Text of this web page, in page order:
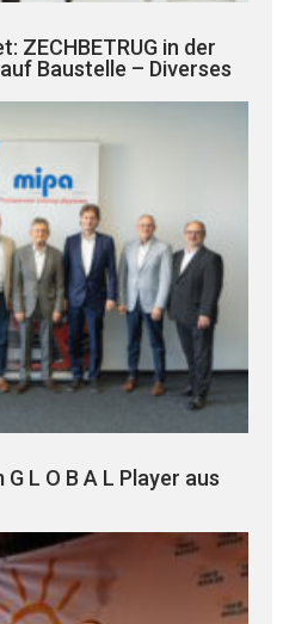
ZECHBETRUG in der
Baustelle – Diverses
L O B A L Player aus